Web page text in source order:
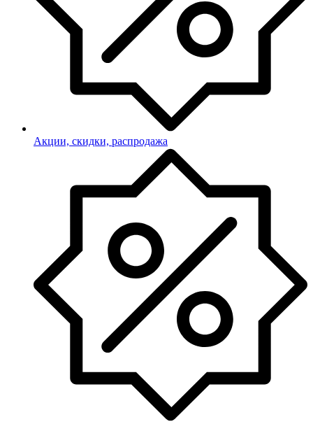
Акции, скидки, распродажа